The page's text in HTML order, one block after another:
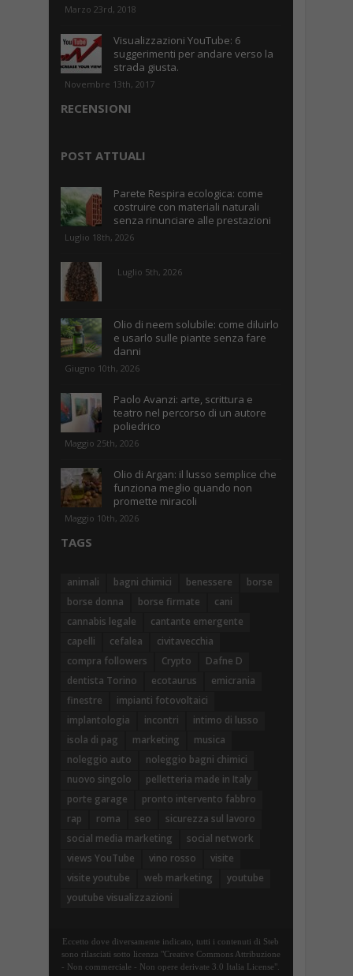
Marzo 23rd, 2018
Visualizzazioni YouTube: 6
suggerimenti per andare verso la
strada giusta.
Novembre 13th, 2017
RECENSIONI
POST ATTUALI
Parete Respira ecologica: come
costruire con materiali naturali
senza rinunciare alle prestazioni
Luglio 18th, 2026
Luglio 5th, 2026
Olio di neem solubile: come diluirlo
e usarlo sulle piante senza fare
danni
Giugno 10th, 2026
Paolo Avanzi: arte, scrittura e
teatro nel percorso di un autore
poliedrico
Maggio 25th, 2026
Olio di Argan: il lusso semplice che
funziona meglio quando non
promette miracoli
Maggio 10th, 2026
TAGS
animali bagni chimici benessere
borse
borse donna
borse firmate
cani
cannabis legale
cantante emergente
capelli
cefalea
civitavecchia
compra followers
Crypto
Dafne D
dentista Torino
ecotaurus
emicrania
finestre
impianti fotovoltaici
implantologia
incontri
intimo di lusso
isola di pag
marketing
musica
noleggio auto
noleggio bagni chimici
nuovo singolo
pelletteria made in Italy
porte garage
pronto intervento fabbro
rap
roma seo
sicurezza sul lavoro
social media marketing
social network
views YouTube
vino rosso
visite
visite youtube
web marketing
youtube
youtube visualizzazioni
Eccetto dove diversamente indicato, tutti i contenuti di Steb
sono rilasciati sotto licenza "Creative Commons Attribuzione
- Non commerciale - Non opere derivate 3.0 Italia License".